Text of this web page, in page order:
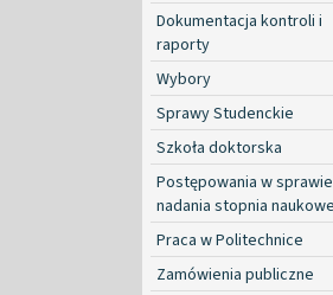
Dokumentacja kontroli i
raporty
Wybory
Sprawy Studenckie
Szkoła doktorska
Postępowania w sprawie
nadania stopnia
Praca w Politechnice
Zamówienia publiczne